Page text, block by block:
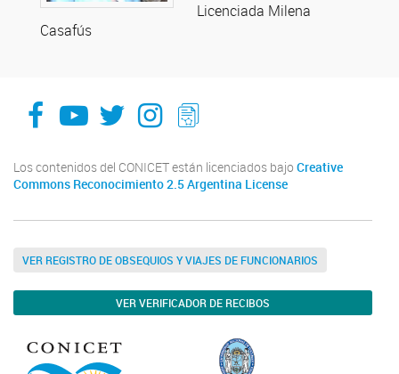
Licenciada Milena
Casafús
facebook
youtube
Twitter
Instagram
LeChasquier Boletin Digital 70
Los contenidos del CONICET están licenciados bajo Creative
Commons Reconocimiento 2.5 Argentina License
VER REGISTRO DE OBSEQUIOS Y VIAJES DE FUNCIONARIOS
VER VERIFICADOR DE RECIBOS